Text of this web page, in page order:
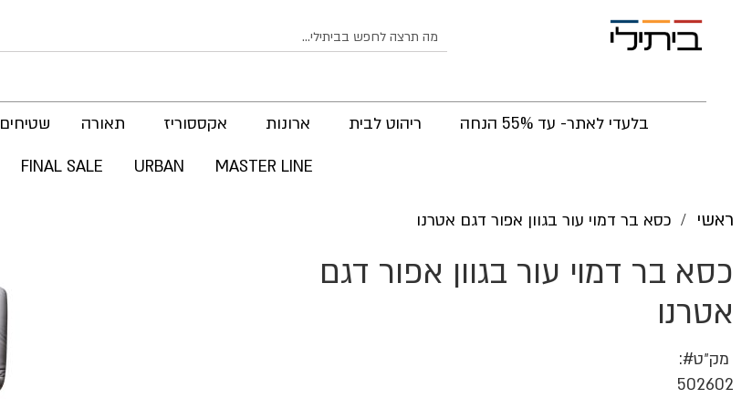
לחפש
בלעדי לאתר- עד 55% הנחה ריהוט לבית ארונות אקססוריז תאורה שטיחים
MASTER LINE
URBAN
FINAL SALE
ראשי כסא בר דמוי עור בגוון אפור דגם אטרנו
כסא בר דמוי עור בגוון אפור דגם
אטרנו
מק״ט
502602